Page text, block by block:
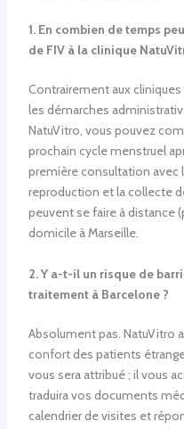
1. En combien de temps
de FIV à la clinique
Contrairement aux
les démarches
NatuVitro, vous pouvez
prochain cycle menstruel
première consultation avec
reproduction et la collecte
peuvent se faire à distance
domicile à Marseille.
2. Y a-t-il un risque de
traitement à Barcelone ?
Absolument pas. NatuVitro
confort des patients
vous sera attribué ; il vous
traduira vos documents
calendrier de visites et